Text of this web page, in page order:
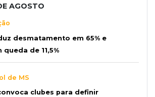
AGOSTO
desmatamento em 65% e
de 11,5%
de MS
clubes para definir